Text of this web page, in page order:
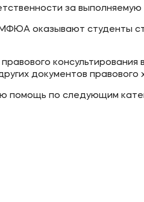
за выполняемую
оказывают студенты
консультирования
документов правового
помощь по следующим